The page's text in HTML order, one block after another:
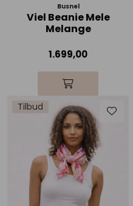
Busnel
Viel Beanie Mele
Melange
1.699,00
Tilbud